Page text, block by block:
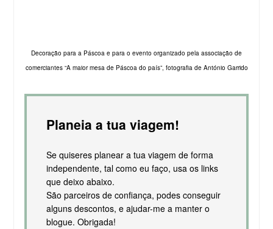
Decoração para a Páscoa e para o evento organizado pela associação de
comerciantes “A maior mesa de Páscoa do país”, fotografia de António Garrido
Planeia a tua viagem!
Se quiseres planear a tua viagem de forma
independente, tal como eu faço, usa os links
que deixo abaixo.
São parceiros de confiança, podes conseguir
alguns descontos, e ajudar-me a manter o
blogue. Obrigada!